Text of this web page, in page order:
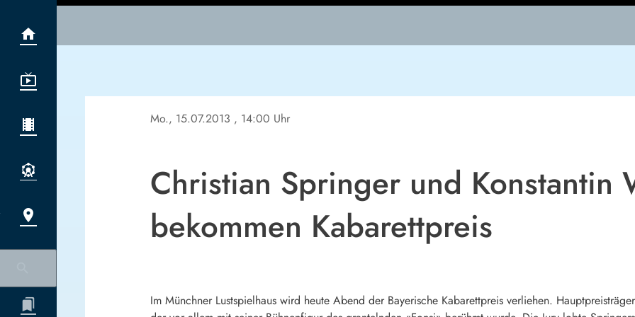
Mo., 15.07.2013 , 14:00 Uhr
Christian Springer und Konstantin
bekommen Kabarettpreis
Im Münchner Lustspielhaus wird heute Abend der Bayerische Kabarettpreis verliehen.